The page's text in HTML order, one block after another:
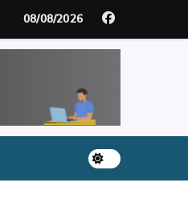
ჩვენი
ჟორჟოლიანს
საერთაშორისო
08/08/2026